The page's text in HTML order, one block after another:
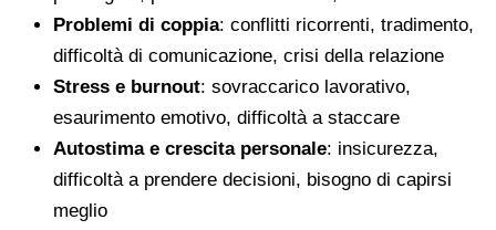
Problemi di coppia: conflitti ricorrenti, tradimento,
difficoltà di comunicazione, crisi della relazione
Stress e burnout: sovraccarico lavorativo,
esaurimento emotivo, difficoltà a staccare
Autostima e crescita personale: insicurezza,
difficoltà a prendere decisioni, bisogno di capirsi
meglio